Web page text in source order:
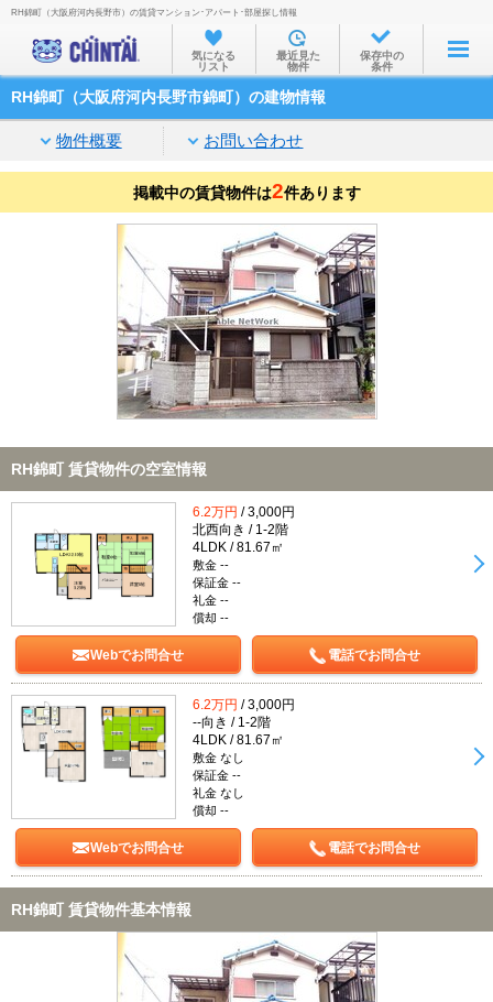
お部屋を探す
沿線・駅から
住所から
家賃相場から
通勤通学時間から
物件特集から
不動産会社から
TOP
RH錦町（大阪府河内長野市）の賃貸マンション･アパート･部屋探し情報
気になる
リスト
最近見た
物件
保存中の
条件
RH錦町（大阪府河内長野市錦町）の建物情報
物件概要 お問い合わせ
掲載中の賃貸物件は2件あります
RH錦町 賃貸物件の空室情報
6.2万円 / 3,000円
北西向き / 1-2階
4LDK / 81.67㎡
敷金 --
保証金 --
礼金 --
償却 --
Webでお問合せ 電話でお問合せ
6.2万円 / 3,000円
--向き / 1-2階
4LDK / 81.67㎡
敷金 なし
保証金 --
礼金 なし
償却 --
Webでお問合せ 電話でお問合せ
RH錦町 賃貸物件基本情報